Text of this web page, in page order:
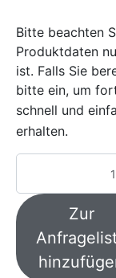
Bitte beachten
Produktdaten
ist. Falls Sie
bitte ein, um
schnell und
erhalten.
Zur